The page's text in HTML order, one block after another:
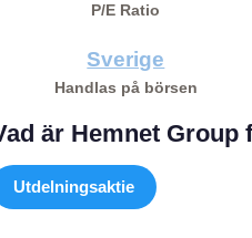
P/E Ratio
Sverige
Handlas på börsen
är Hemnet Group
Utdelningsaktie